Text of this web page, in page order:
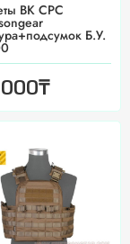
BK CPC
Б.У.
₸